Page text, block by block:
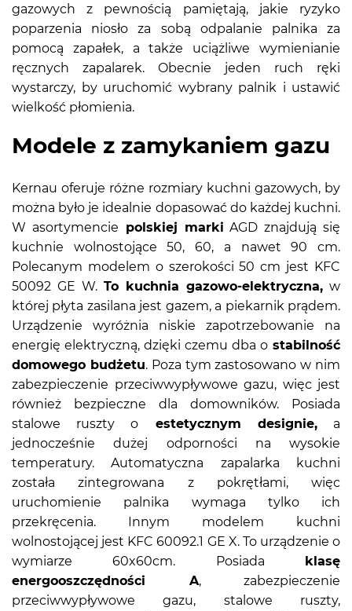
gazowych z pewnością pamiętają, jakie ryzyko
poparzenia niosło za sobą odpalanie palnika za
pomocą zapałek, a także uciążliwe wymienianie
ręcznych zapalarek. Obecnie jeden ruch ręki
wystarczy, by uruchomić wybrany palnik i ustawić
wielkość płomienia.
Modele z zamykaniem gazu
Kernau oferuje różne rozmiary kuchni gazowych, by
można było je idealnie dopasować do każdej kuchni.
W asortymencie polskiej marki AGD znajdują się
kuchnie wolnostojące 50, 60, a nawet 90 cm.
Polecanym modelem o szerokości 50 cm jest KFC
50092 GE W. To kuchnia gazowo-elektryczna, w
której płyta zasilana jest gazem, a piekarnik prądem.
Urządzenie wyróżnia niskie zapotrzebowanie na
energię elektryczną, dzięki czemu dba o stabilność
domowego budżetu. Poza tym zastosowano w nim
zabezpieczenie przeciwwypływowe gazu, więc jest
również bezpieczne dla domowników. Posiada
stalowe ruszty o estetycznym designie,a
jednocześnie dużej odporności na wysokie
temperatury. Automatyczna zapalarka kuchni
została zintegrowana z pokrętłami, więc
uruchomienie palnika wymaga tylko ich
przekręcenia. Innym modelem kuchni
wolnostojącej jest KFC 60092.1 GE X. To urządzenie o
wymiarze 60x60cm. Posiada klasę
energooszczędności A, zabezpieczenie
przeciwwypływowe gazu, stalowe ruszty,